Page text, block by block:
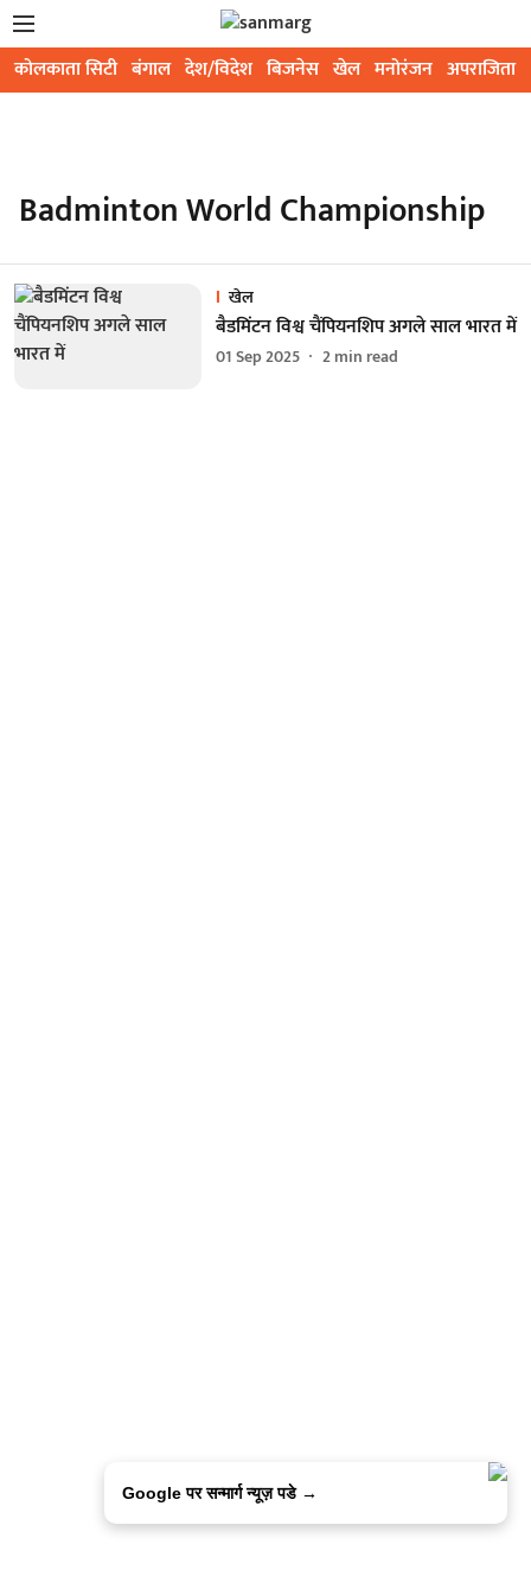
कोलकाता सिटी बंगाल देश/विदेश बिजनेस खेल मनोरंजन अपराजिता
Badminton World Championship
खेल
बैडमिंटन विश्व चैंपियनशिप अगले साल भारत में
01 Sep 2025 2min read
Google पर सन्मार्ग न्यूज़ पडे →